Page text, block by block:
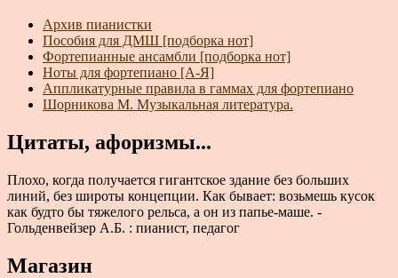
Архив пианистки
Пособия для ДМШ [подборка нот]
Фортепианные ансамбли [подборка нот]
Ноты для фортепиано [А-Я]
Аппликатурные правила в гаммах для фортепиано
Шорникова М. Музыкальная литература.
Цитаты, афоризмы...
Плохо, когда получается гигантское здание без больших
линий, без широты концепции. Как бывает: возьмешь кусок
как будто бы тяжелого рельса, а он из папье-маше. -
Гольденвейзер А.Б. : пианист, педагог
Магазин